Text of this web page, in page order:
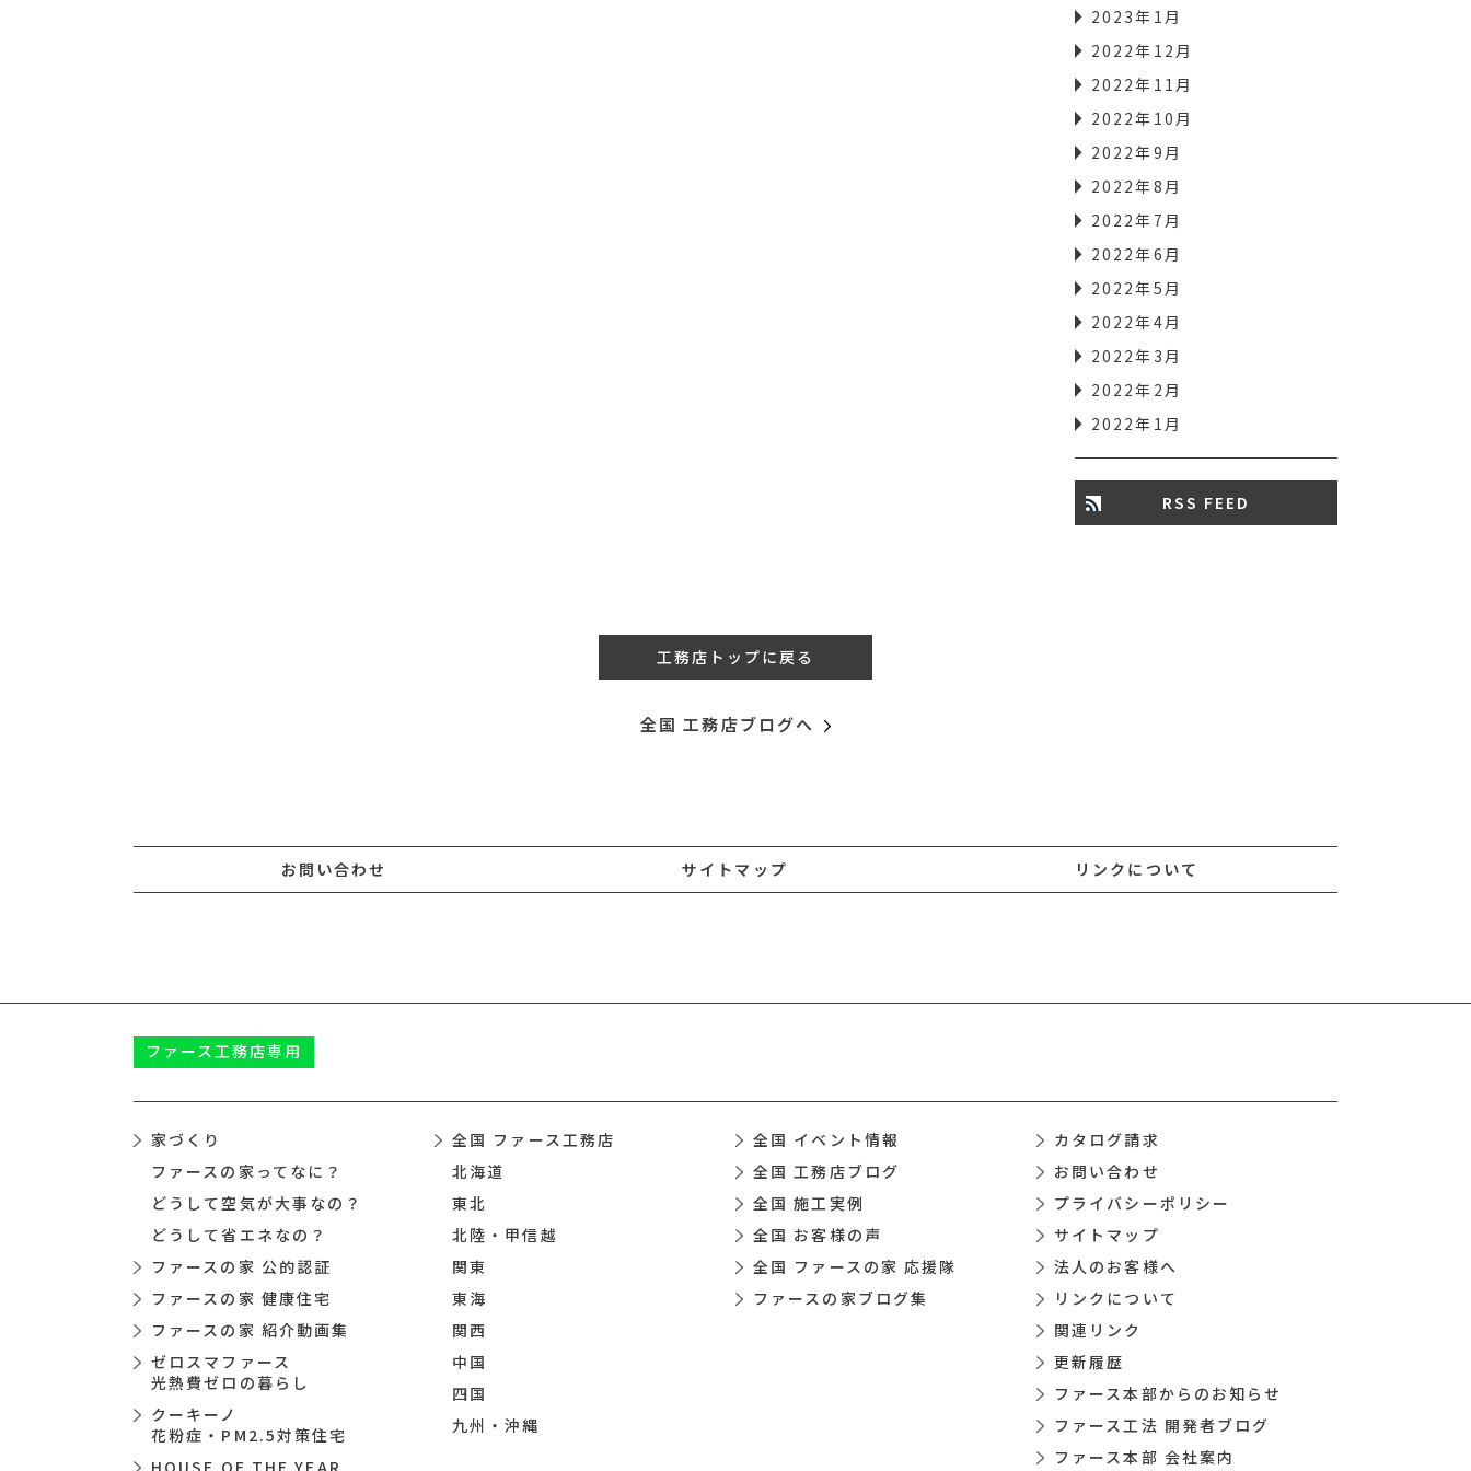
2023年1月
2022年12月
2022年11月
2022年10月
2022年9月
2022年8月
2022年7月
2022年6月
2022年5月
2022年4月
2022年3月
2022年2月
2022年1月
RSS FEED
工務店トップに戻る
全国 工務店ブログへ
お問い合わせ サイトマップ リンクについて
ファース工務店専用
家づくり
ファースの家ってなに？
どうして空気が大事なの？
どうして省エネなの？
ファースの家 公的認証
ファースの家 健康住宅
ファースの家 紹介動画集
ゼロスマファース
光熱費ゼロの暮らし
クーキーノ
花粉症・PM2.5対策住宅
HOUSE OF THE YEAR
全国 ファース工務店
北海道
東北
北陸・甲信越
関東
東海
関西
中国
四国
九州・沖縄
全国 イベント情報
全国 工務店ブログ
全国 施工実例
全国 お客様の声
全国 ファースの家 応援隊
ファースの家ブログ集
カタログ請求
お問い合わせ
プライバシーポリシー
サイトマップ
法人のお客様へ
リンクについて
関連リンク
更新履歴
ファース本部からのお知らせ
ファース工法 開発者ブログ
ファース本部 会社案内